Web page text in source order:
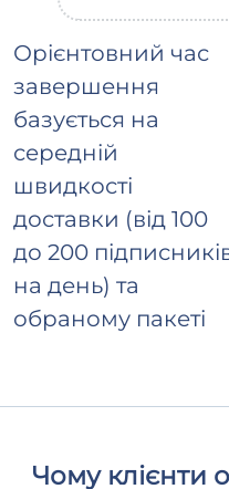
Орієнтовний час
завершення
базується на
середній
швидкості
доставки (від 100
до 200
на день) та
обраному пакеті
Чому клієнти